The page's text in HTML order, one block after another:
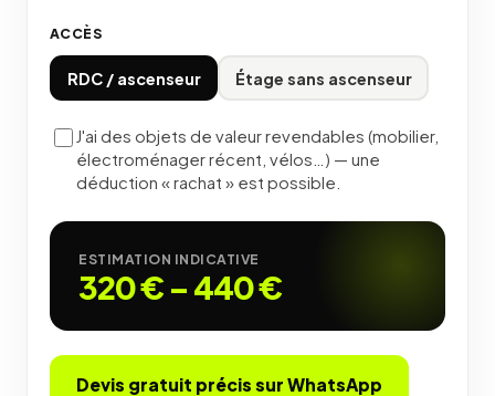
ACCÈS
RDC / ascenseur Étage sans ascenseur
J'ai des objets de valeur revendables (mobilier,
électroménager récent, vélos…) — une
déduction « rachat » est possible.
ESTIMATION INDICATIVE
320 €–440 €
Devis gratuit précis sur WhatsApp